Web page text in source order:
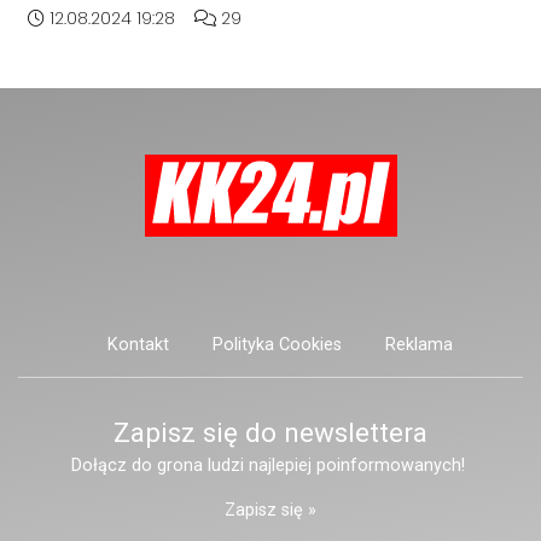
przenoszeniu dużej części
produkcyjnej firmy w Kornicach.
powstać nowe wielkie jezioro. Tak
Data dodania artykułu:
12.08.2024 19:28 Liczba komentarzy artykułu:
29
Kontakt Polityka Cookies Reklama
Zapisz się do newslettera
Dołącz do grona ludzi najlepiej poinformowanych!
Zapisz się »